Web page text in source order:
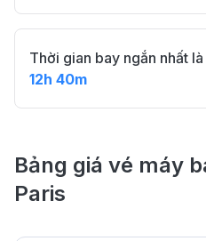
Thời gian bay ngắn nhất là
12h 40m
Bảng giá vé máy
Paris